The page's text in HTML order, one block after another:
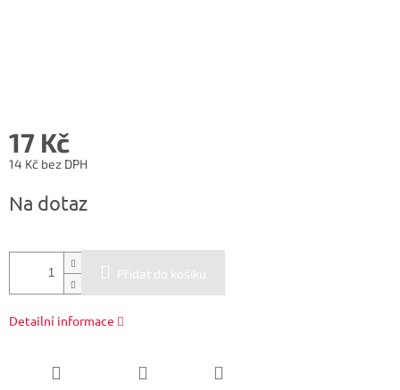
17 Kč
14 Kč bez DPH
cena:
Na dotaz
Přidat do košíku
Detailní informace